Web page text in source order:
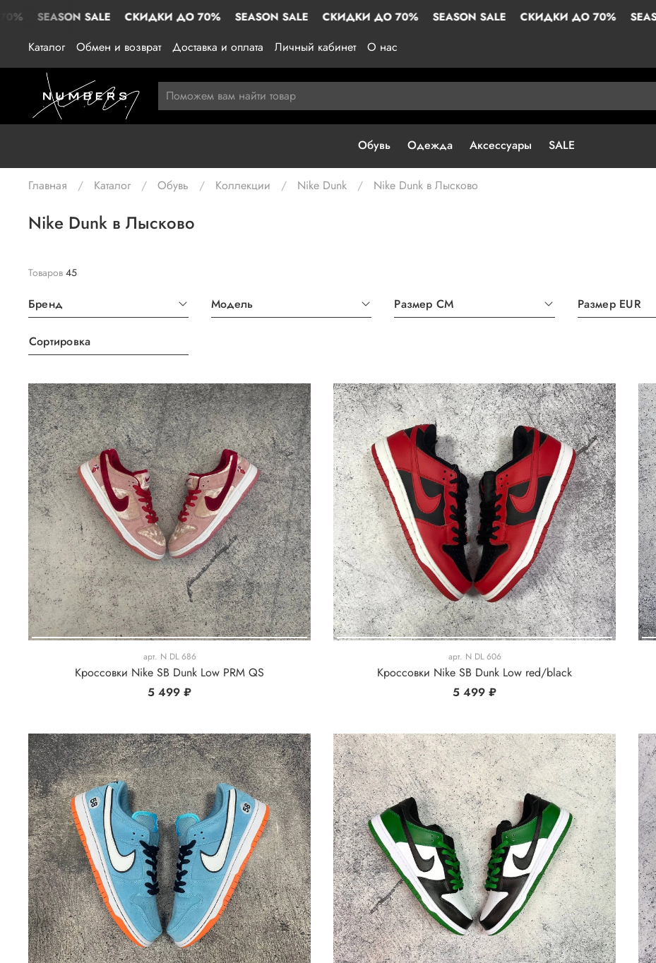
SALE СКИДКИ ДО 70% SEASON SALE СКИДКИ ДО 70% SEASON SALE СКИДКИ ДО 70% SEASON SALE
Каталог Обмен и возврат Доставка и оплата Личный кабинет О нас
Обувь Одежда Аксессуары SALE
Главная Каталог Обувь Коллекции Nike Dunk Nike Dunk в Лысково
Nike Dunk в Лысково
Товаров 45
Сортировка
Размер СМ Размер EUR
Бренд Модель
арт. N DL 686
Кроссовки Nike SB Dunk Low PRM QS
5 499 ₽
арт. N DL 606
Кроссовки Nike SB Dunk Low red/black
5 499 ₽